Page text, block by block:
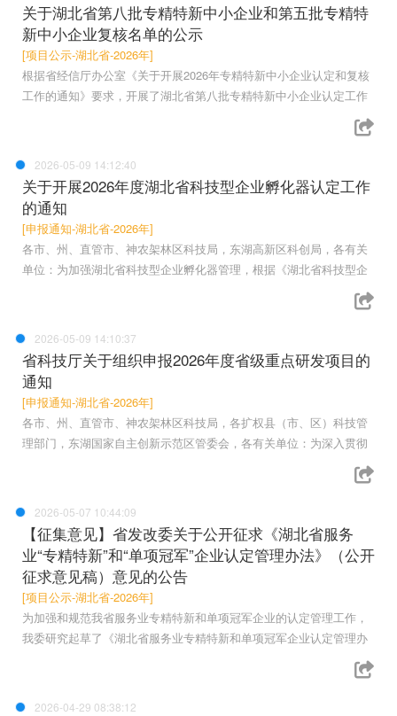
关于湖北省第八批专精特新中小企业和第五批专精特
新中小企业复核名单的公示
[项目公示-湖北省-2026年]
根据省经信厅办公室《关于开展2026年专精特新中小企业认定和复核
工作的通知》要求，开展了湖北省第八批专精特新中小企业认定工作
2026-05-09 14:12:40
关于开展2026年度湖北省科技型企业孵化器认定工作
的通知
[申报通知-湖北省-2026年]
各市、州、直管市、神农架林区科技局，东湖高新区科创局，各有关
单位：为加强湖北省科技型企业孵化器管理，根据《湖北省科技型企
2026-05-09 14:10:37
省科技厅关于组织申报2026年度省级重点研发项目的
通知
[申报通知-湖北省-2026年]
各市、州、直管市、神农架林区科技局，各扩权县（市、区）科技管
理部门，东湖国家自主创新示范区管委会，各有关单位：为深入贯彻
2026-05-07 10:44:09
【征集意见】省发改委关于公开征求《湖北省服务
业“专精特新”和“单项冠军”企业认定管理办法》（公开
征求意见稿）意见的公告
[项目公示-湖北省-2026年]
为加强和规范我省服务业专精特新和单项冠军企业的认定管理工作，
我委研究起草了《湖北省服务业专精特新和单项冠军企业认定管理办
2026-04-29 08:38:12